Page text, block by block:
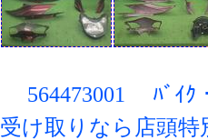
564473001 ﾊﾞｲｸ
受け取りなら店頭特